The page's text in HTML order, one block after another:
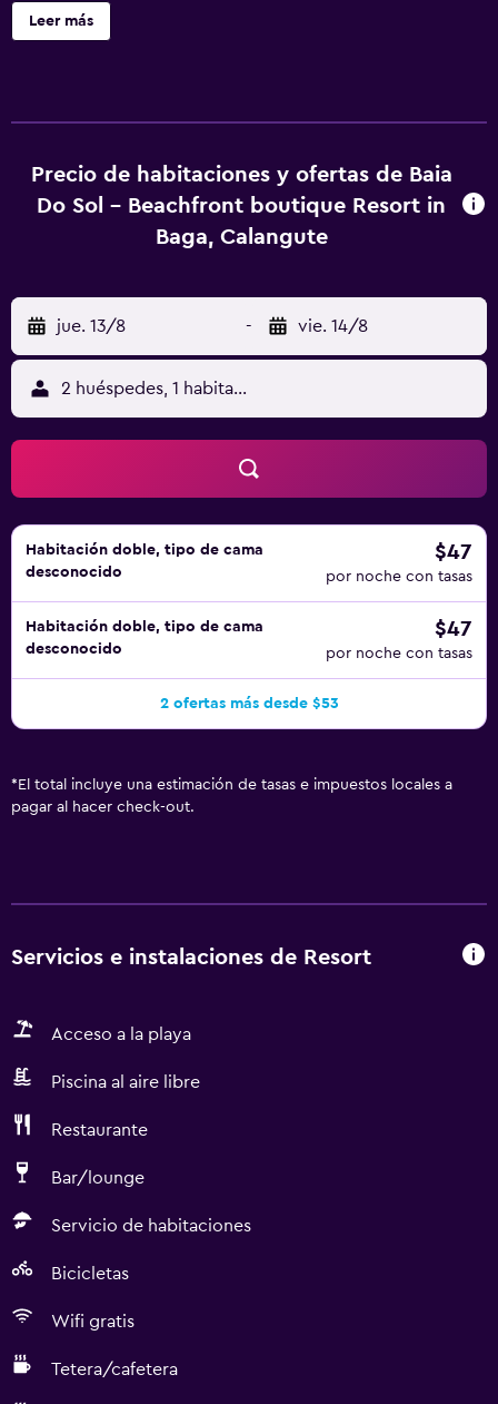
tetera. Se ofrece una televisión LCD de 29 pulgadas con
canales por satélite. Los baños están equipados con
limpieza todos los días. Los servicios de ocio y
esparcimiento en este hotel incluyen una piscina al aire
libre. Se pueden practicar las actividades de ocio y
esparcimiento que se indican más abajo en las
aplique un recargo).
Leer más
Precio de habitaciones y ofertas de Baia
Do Sol - Beachfront boutique Resort in
Baga, Calangute
jue. 13/8 - vie. 14/8
2 huéspedes, 1 habitación
Habitación doble, tipo de cama
desconocido
$47
por noche con tasas
Habitación doble, tipo de cama
desconocido
$47
por noche con tasas
2 ofertas más desde $53
* El total incluye una estimación de tasas e impuestos locales a
pagar al hacer check-out.
Servicios e instalaciones de Resort
Acceso a la playa
Piscina al aire libre
Restaurante
Bar/lounge
Servicio de habitaciones
Bicicletas
Wifi gratis
Tetera/cafetera